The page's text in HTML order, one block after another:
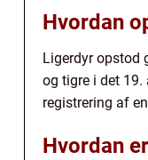
Hvordan
Ligerdyr opstod
og tigre i det 19.
registrering af
Hvordan